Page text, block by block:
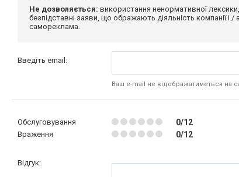
Не дозволяється: використання ненормативної
безпідставні заяви, що ображають діяльність компанії і
самореклама.
Введіть email:
Ваш e-mail не відображатиметься на
Обслуговування 0/12
Враження 0/12
Відгук: